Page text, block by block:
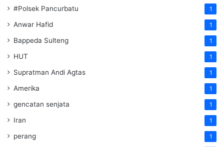
#Polsek Pancurbatu 1
Anwar Hafid 1
Bappeda Sulteng 1
HUT 1
Supratman Andi Agtas 1
Amerika 1
gencatan senjata 1
Iran 1
perang 1